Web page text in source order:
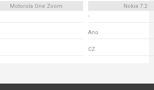
Motorola One Zoom
Nokia 7.2
-
Ano
CZ